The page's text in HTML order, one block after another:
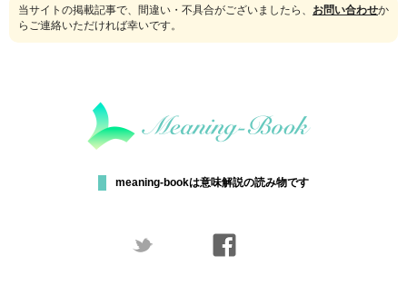
当サイトの掲載記事で、間違い・不具合がございましたら、 お問い合わせか
らご連絡いただければ幸いです。
meaning-bookは意味解説の読み物です